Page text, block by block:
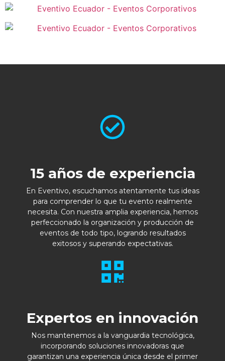
15 años de experiencia
En Eventivo, escuchamos atentamente tus ideas
para comprender lo que tu evento realmente
necesita. Con nuestra amplia experiencia, hemos
perfeccionado la organización y producción de
eventos de todo tipo, logrando resultados
exitosos y superando expectativas.
Expertos en innovación
Nos mantenemos a la vanguardia tecnológica,
incorporando soluciones innovadoras que
garantizan una experiencia única desde el primer